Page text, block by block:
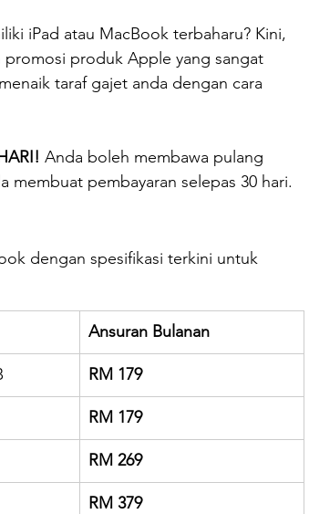
iPad atau MacBook terbaharu? Kini,
promosi produk Apple yang sangat
taraf gajet anda dengan cara
Anda boleh membawa pulang
membuat pembayaran selepas 30 hari.
dengan spesifikasi terkini untuk
Ansuran Bulanan
RM 179
RM 179
RM 269
RM 379